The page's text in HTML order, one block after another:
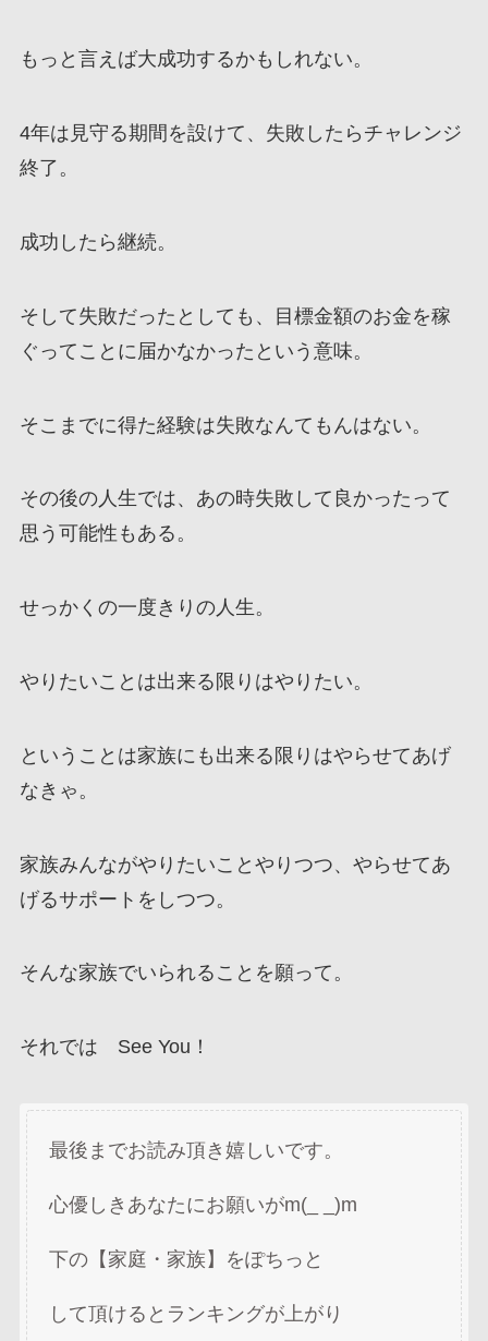
もっと言えば大成功するかもしれない。
4年は見守る期間を設けて、失敗したらチャレンジ
終了。
成功したら継続。
そして失敗だったとしても、目標金額のお金を稼
ぐってことに届かなかったという意味。
そこまでに得た経験は失敗なんてもんはない。
その後の人生では、あの時失敗して良かったって
思う可能性もある。
せっかくの一度きりの人生。
やりたいことは出来る限りはやりたい。
ということは家族にも出来る限りはやらせてあげ
なきゃ。
家族みんながやりたいことやりつつ、やらせてあ
げるサポートをしつつ。
そんな家族でいられることを願って。
それでは See You！
最後までお読み頂き嬉しいです。
心優しきあなたにお願いがm(_ _)m
下の【家庭・家族】をぽちっと
して頂けるとランキングが上がり